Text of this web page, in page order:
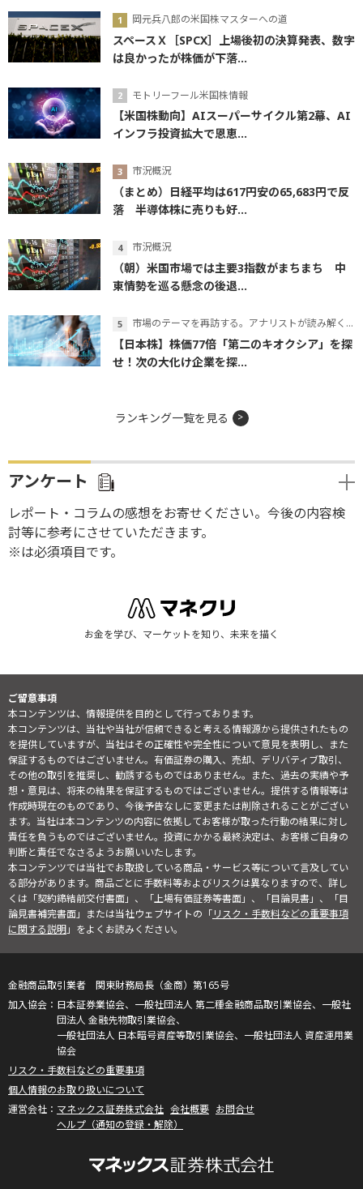
岡元兵八郎の米国株マスターへの道
スペースＸ［SPCX］上場後初の決算発表、数字
は良かったが株価が下落...
モトリーフール米国株情報
【米国株動向】AIスーパーサイクル第2幕、AI
インフラ投資拡大で恩恵...
市況概況
（まとめ）日経平均は617円安の65,683円で反
落 半導体株に売りも好...
市況概況
（朝）米国市場では主要3指数がまちまち 中
東情勢を巡る懸念の後退...
市場のテーマを再訪する。アナリストが読み解くテーマの本質
【日本株】株価77倍「第二のキオクシア」を探
せ！次の大化け企業を探...
ランキング一覧を見る
アンケート
レポート・コラムの感想をお寄せください。今後の内容検
討等に参考にさせていただきます。
※は必須項目です。
お金を学び、マーケットを知り、未来を描く
ご留意事項
本コンテンツは、情報提供を目的として行っております。
本コンテンツは、当社や当社が信頼できると考える情報源から提供されたもの
を提供していますが、当社はその正確性や完全性について意見を表明し、また
保証するものではございません。有価証券の購入、売却、デリバティブ取引、
その他の取引を推奨し、勧誘するものではありません。また、過去の実績や予
想・意見は、将来の結果を保証するものではございません。提供する情報等は
作成時現在のものであり、今後予告なしに変更または削除されることがござい
ます。当社は本コンテンツの内容に依拠してお客様が取った行動の結果に対し
責任を負うものではございません。投資にかかる最終決定は、お客様ご自身の
判断と責任でなさるようお願いいたします。
本コンテンツでは当社でお取扱している商品・サービス等について言及してい
る部分があります。商品ごとに手数料等およびリスクは異なりますので、詳し
くは「契約締結前交付書面」、「上場有価証券等書面」、「目論見書」、「目
論見書補完書面」または当社ウェブサイトの「リスク・手数料などの重要事項
に関する説明」をよくお読みください。
金融商品取引業者 関東財務局長（金商）第165号
日本証券業協会、一般社団法人 第二種金融商品取引業協会、一般社
団法人 金融先物取引業協会、
一般社団法人 日本暗号資産等取引業協会、一般社団法人 資産運用業
協会
リスク・手数料などの重要事項
個人情報のお取り扱いについて
マネックス証券株式会社 会社概要 お問合せ
ヘルプ（通知の登録・解除）